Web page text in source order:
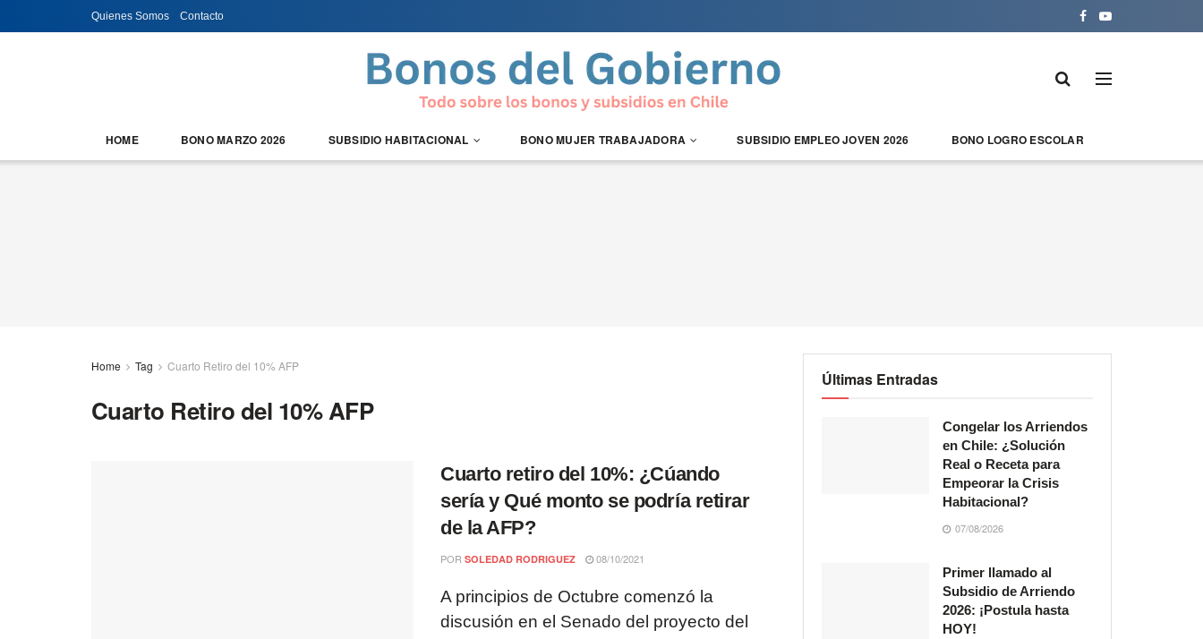
Quienes Somos Contacto
HOME BONO MARZO 2026 SUBSIDIO HABITACIONAL BONO MUJER TRABAJADORA SUBSIDIO EMPLEO JOVEN 2026 BONO LOGRO ESCOLAR
Home Tag Cuarto Retiro del 10% AFP
Cuarto Retiro del 10% AFP
Cuarto retiro del 10%: ¿Cúando
sería y Qué monto se podría retirar
de la AFP?
POR SOLEDAD RODRIGUEZ 08/10/2021
A principios de Octubre comenzó la
discusión en el Senado del proyecto del
Últimas Entradas
Congelar los Arriendos
en Chile: ¿Solución
Real o Receta para
Empeorar la Crisis
Habitacional?
07/08/2026
Primer llamado al
Subsidio de Arriendo
2026: ¡Postula hasta
HOY!